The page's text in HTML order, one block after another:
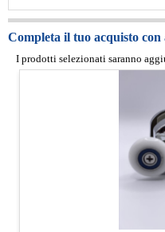
Completa il tuo acquisto
I prodotti selezionati saranno